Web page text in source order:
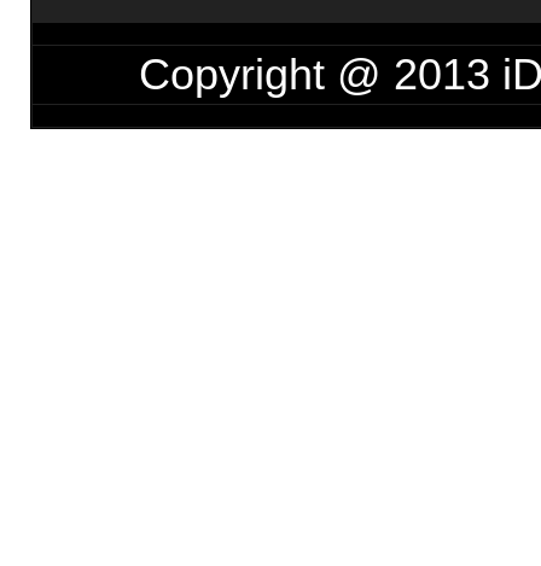
Copyright @ 2013